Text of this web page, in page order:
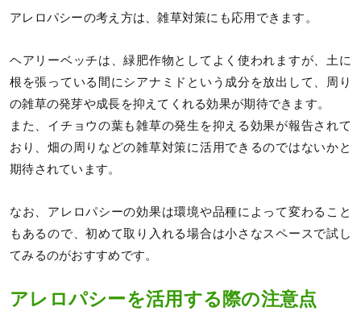
アレロパシーの考え方は、雑草対策にも応用できます。
ヘアリーベッチは、緑肥作物としてよく使われますが、土に
根を張っている間にシアナミドという成分を放出して、周り
の雑草の発芽や成長を抑えてくれる効果が期待できます。
また、イチョウの葉も雑草の発生を抑える効果が報告されて
おり、畑の周りなどの雑草対策に活用できるのではないかと
期待されています。
なお、アレロパシーの効果は環境や品種によって変わること
もあるので、初めて取り入れる場合は小さなスペースで試し
てみるのがおすすめです。
アレロパシーを活用する際の注意点